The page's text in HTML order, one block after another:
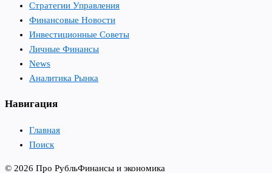
Стратегии Управления
Финансовые Новости
Инвестиционные Советы
Личные Финансы
News
Аналитика Рынка
Навигация
Главная
Поиск
© 2026 Про РубльФинансы и экономика